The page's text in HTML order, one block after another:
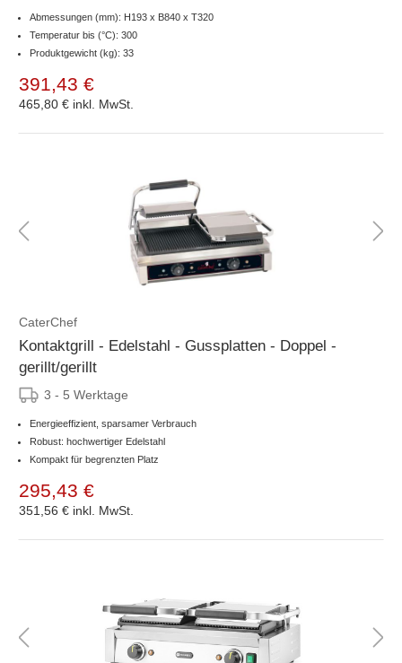
Abmessungen (mm): H193 x B840 x T320
Temperatur bis (°C): 300
Produktgewicht (kg): 33
391,43 €
465,80 € inkl. MwSt.
CaterChef
Kontaktgrill - Edelstahl - Gussplatten - Doppel -
gerillt/gerillt
3 - 5 Werktage
Energieeffizient, sparsamer Verbrauch
Robust: hochwertiger Edelstahl
Kompakt für begrenzten Platz
295,43 €
351,56 € inkl. MwSt.